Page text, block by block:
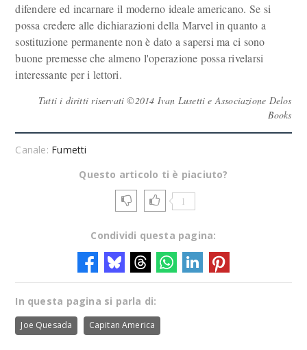
difendere ed incarnare il moderno ideale americano. Se si
possa credere alle dichiarazioni della Marvel in quanto a
sostituzione permanente non è dato a sapersi ma ci sono
buone premesse che almeno l'operazione possa rivelarsi
interessante per i lettori.
Tutti i diritti riservati ©2014 Ivan Lusetti e Associazione Delos
Books
Canale: Fumetti
Questo articolo ti è piaciuto?
1
Condividi questa pagina:
In questa pagina si parla di:
Joe Quesada Capitan America